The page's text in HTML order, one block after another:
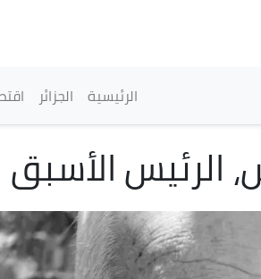
القائمة
الرئيسية الجزائر
الأسبق